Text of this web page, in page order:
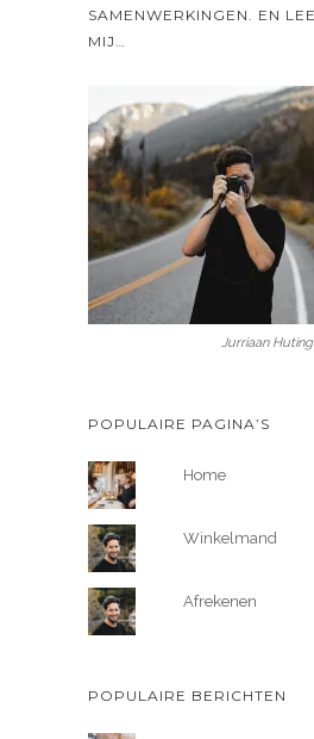
SAMENWERKINGEN. EN
MIJ…
Jurriaan Huting
POPULAIRE PAGINA’S
Home
Winkelmand
Afrekenen
POPULAIRE BERICHTEN